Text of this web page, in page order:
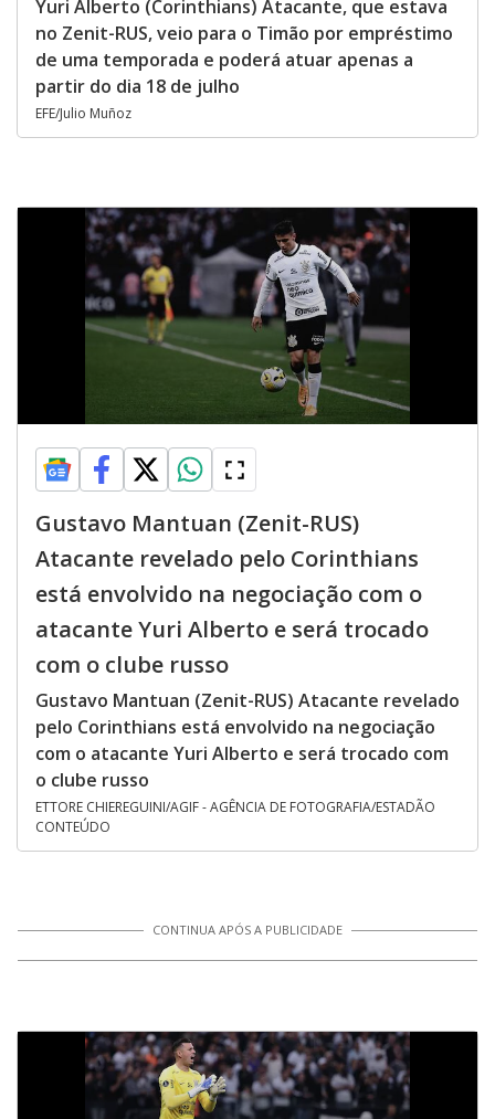
Yuri Alberto (Corinthians) Atacante, que estava
no Zenit-RUS, veio para o Timão por empréstimo
de uma temporada e poderá atuar apenas a
partir do dia 18 de julho
EFE/Julio Muñoz
Gustavo Mantuan (Zenit-RUS)
Atacante revelado pelo Corinthians
está envolvido na negociação com o
atacante Yuri Alberto e será trocado
com o clube russo
Gustavo Mantuan (Zenit-RUS) Atacante revelado
pelo Corinthians está envolvido na negociação
com o atacante Yuri Alberto e será trocado com
o clube russo
ETTORE CHIEREGUINI/AGIF - AGÊNCIA DE FOTOGRAFIA/ESTADÃO
CONTEÚDO
CONTINUA APÓS A PUBLICIDADE